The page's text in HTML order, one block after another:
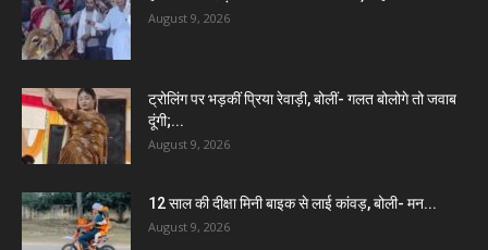
August 9, 2026
ट्रोलिंग पर भड़कीं प्रिया रेवाड़ी, बोलीं- गलत बोलोगे तो जवाब
दूंगी;...
August 9, 2026
12 साल की दीक्षा मिनी बाइक से लाई कांवड़, बोली- मन...
August 9, 2026